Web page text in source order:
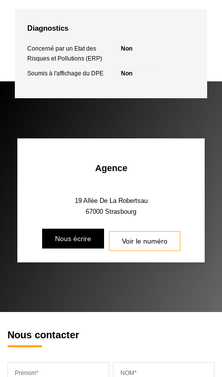
Diagnostics
Concerné par un Etat des
Risques et Pollutions (ERP)
Non
Soumis à l'affichage du DPE Non
Agence
19 Allée De La Robertsau
67000 Strasbourg
Nous écrire Voir le numéro
Nous contacter
Prénom* NOM*